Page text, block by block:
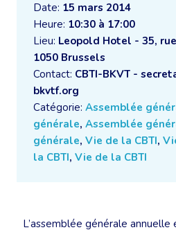
Date: 15 mars 2014
Heure: 10:30 à 17:00
Lieu: Leopold Hotel - 35,
1050 Brussels
Contact: CBTI-BKVT -
bkvtf.org
Catégorie: Assemblée
générale, Assemblée
générale, Vie de la CBTI,
la CBTI, Vie de la CBTI
L’assemblée générale